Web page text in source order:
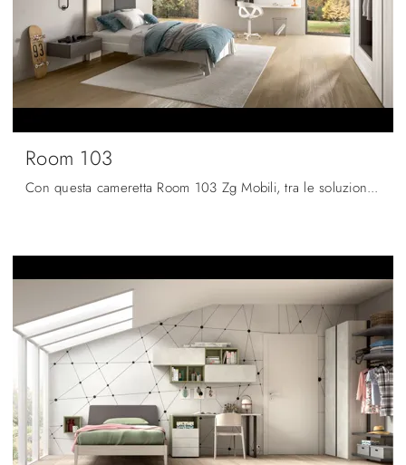
Room 103
Con questa cameretta Room 103 Zg Mobili, tra le soluzioni componibili, potrai ammobiliare stanze moderne per ragazzi.